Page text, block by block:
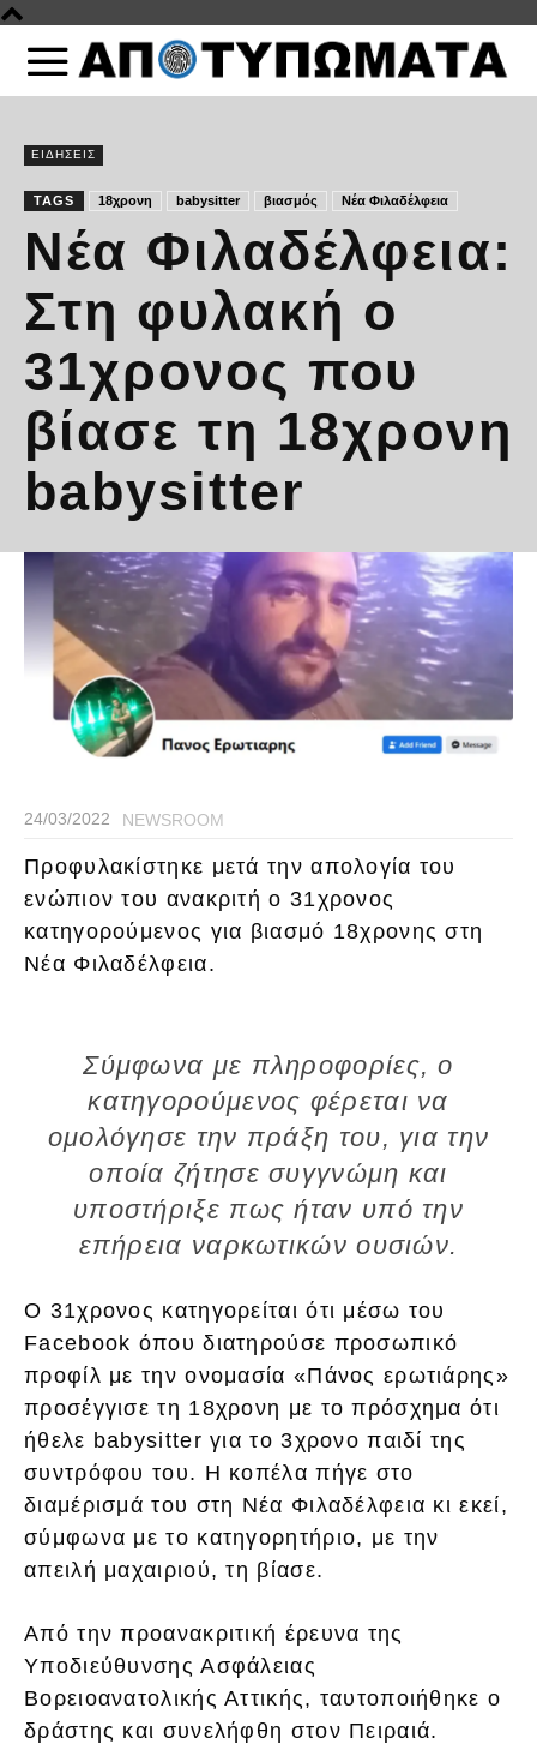
ΕΙΔΗΣΕΙΣ
TAGS 18χρονη babysitter βιασμός Νέα Φιλαδέλφεια
Νέα Φιλαδέλφεια:
Στη φυλακή ο
31χρονος που
βίασε τη 18χρονη
babysitter
24/03/2022 NEWSROOM
Προφυλακίστηκε μετά την απολογία του
ενώπιον του ανακριτή ο 31χρονος
κατηγορούμενος για βιασμό 18χρονης στη
Νέα Φιλαδέλφεια.
Σύμφωνα με πληροφορίες, ο
κατηγορούμενος φέρεται να
ομολόγησε την πράξη του, για την
οποία ζήτησε συγγνώμη και
υποστήριξε πως ήταν υπό την
επήρεια ναρκωτικών ουσιών.
Ο 31χρονος κατηγορείται ότι μέσω του
Facebook όπου διατηρούσε προσωπικό
προφίλ με την ονομασία «Πάνος ερωτιάρης»
προσέγγισε τη 18χρονη με το πρόσχημα ότι
ήθελε babysitter για το 3χρονο παιδί της
συντρόφου του. Η κοπέλα πήγε στο
διαμέρισμά του στη Νέα Φιλαδέλφεια κι εκεί,
σύμφωνα με το κατηγορητήριο, με την
απειλή μαχαιριού, τη βίασε.
Από την προανακριτική έρευνα της
Υποδιεύθυνσης Ασφάλειας
Βορειοανατολικής Αττικής, ταυτοποιήθηκε ο
δράστης και συνελήφθη στον Πειραιά.